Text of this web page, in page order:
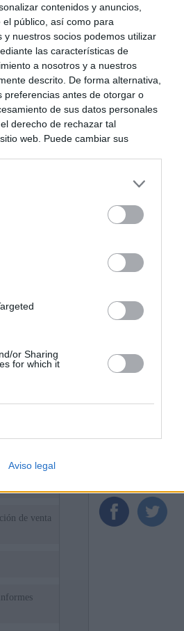
contenidos y anuncios,
público, así como para
nuestros socios podemos utilizar
las características de
a nosotros y a nuestros
descrito. De forma alternativa,
preferencias antes de otorgar o
de sus datos personales
derecho de rechazar tal
web. Puede cambiar sus
or Sharing
for which it
Aviso legal
se dice es
de
de venta
SOBRE KIOSKO.NET
es la puerta
Navega por las